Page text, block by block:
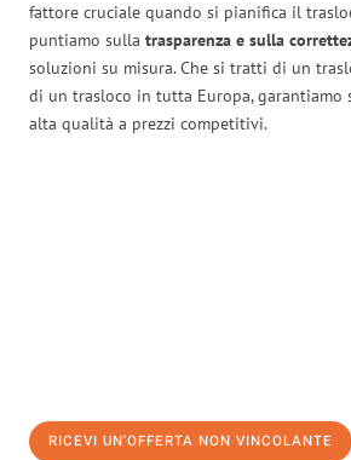
fattore cruciale quando si pianifica il
puntiamo sulla trasparenza e sulla
soluzioni su misura. Che si tratti di un
di un trasloco in tutta Europa, garantiamo
alta qualità a prezzi competitivi.
RICEVI UN'OFFERTA NON VINCOLANTE